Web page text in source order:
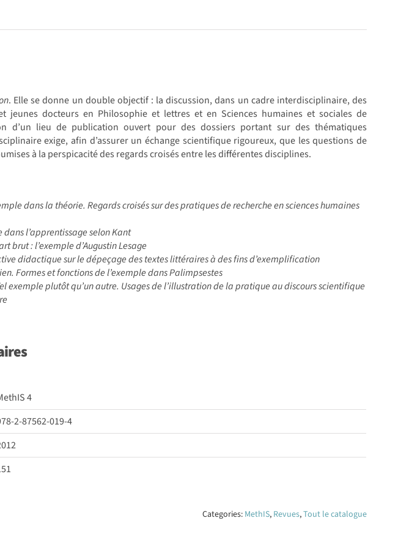
. Elle se donne un double objectif : la discussion, dans un cadre interdisciplinaire, des
jeunes docteurs en Philosophie et lettres et en Sciences humaines et sociales de
d’un lieu de publication ouvert pour des dossiers portant sur des thématiques
exige, afin d’assurer un échange scientifique rigoureux, que les questions de
à la perspicacité des regards croisés entre les différentes disciplines.
dans la théorie. Regards croisés sur des pratiques de recherche en sciences humaines
l’apprentissage selon Kant
brut : l’exemple d’Augustin Lesage
didactique sur le dépeçage des textes littéraires à des fins d’exemplification
Formes et fonctions de l’exemple dans Palimpsestes
exemple plutôt qu’un autre. Usages de l’illustration de la pratique au discours scientifique
4
2-87562-019-4
Categories: MethIS, Revues,Tout le catalogue